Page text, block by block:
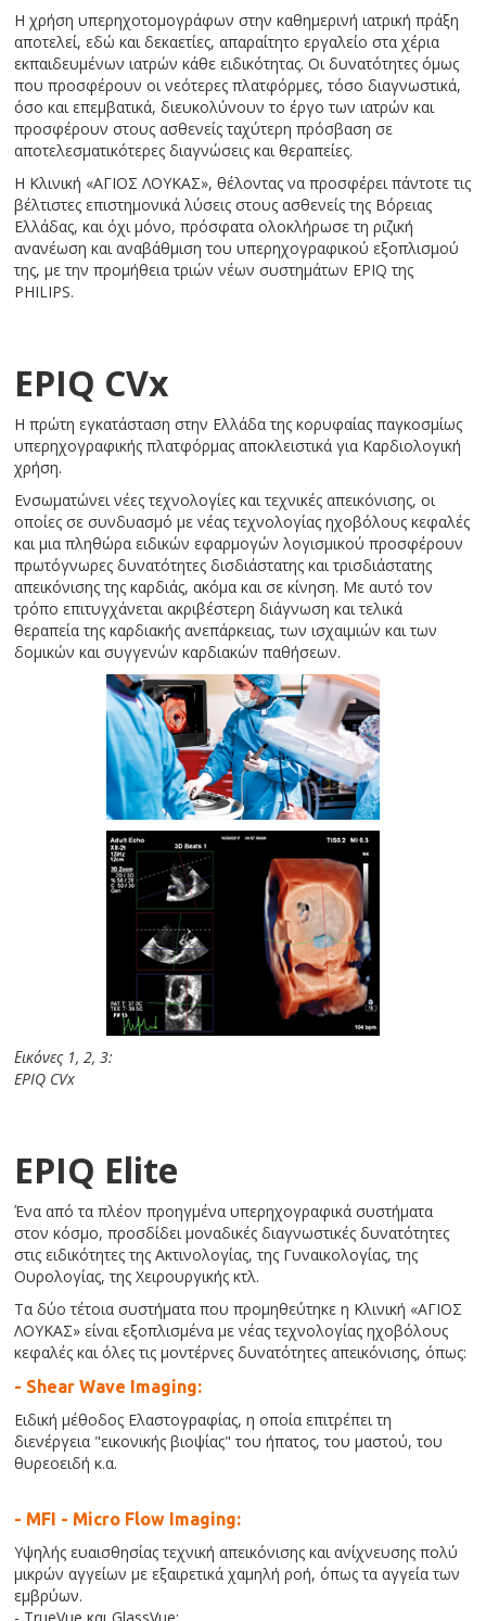
Η χρήση υπερηχοτομογράφων στην καθημερινή ιατρική πράξη
αποτελεί, εδώ και δεκαετίες, απαραίτητο εργαλείο στα χέρια
εκπαιδευμένων ιατρών κάθε ειδικότητας. Οι δυνατότητες όμως
που προσφέρουν οι νεότερες πλατφόρμες, τόσο διαγνωστικά,
όσο και επεμβατικά, διευκολύνουν το έργο των ιατρών και
προσφέρουν στους ασθενείς ταχύτερη πρόσβαση σε
αποτελεσματικότερες διαγνώσεις και θεραπείες.
Η Κλινική «ΑΓΙΟΣ ΛΟΥΚΑΣ», θέλοντας να προσφέρει πάντοτε τις
βέλτιστες επιστημονικά λύσεις στους ασθενείς της Βόρειας
Ελλάδας, και όχι μόνο, πρόσφατα ολοκλήρωσε τη ριζική
ανανέωση και αναβάθμιση του υπερηχογραφικού εξοπλισμού
της, με την προμήθεια τριών νέων συστημάτων EPIQ της
PHILIPS.
EPIQ CVx
Η πρώτη εγκατάσταση στην Ελλάδα της κορυφαίας παγκοσμίως
υπερηχογραφικής πλατφόρμας αποκλειστικά για Καρδιολογική
χρήση.
Ενσωματώνει νέες τεχνολογίες και τεχνικές απεικόνισης, οι
οποίες σε συνδυασμό με νέας τεχνολογίας ηχοβόλους κεφαλές
και μια πληθώρα ειδικών εφαρμογών λογισμικού προσφέρουν
πρωτόγνωρες δυνατότητες δισδιάστατης και τρισδιάστατης
απεικόνισης της καρδιάς, ακόμα και σε κίνηση. Με αυτό τον
τρόπο επιτυγχάνεται ακριβέστερη διάγνωση και τελικά
θεραπεία της καρδιακής ανεπάρκειας, των ισχαιμιών και των
δομικών και συγγενών καρδιακών παθήσεων.
Εικόνες 1, 2, 3:
EPIQ CVx
EPIQ Elite
Ένα από τα πλέον προηγμένα υπερηχογραφικά συστήματα
στον κόσμο, προσδίδει μοναδικές διαγνωστικές δυνατότητες
στις ειδικότητες της Ακτινολογίας, της Γυναικολογίας, της
Ουρολογίας, της Χειρουργικής κτλ.
Τα δύο τέτοια συστήματα που προμηθεύτηκε η Κλινική «ΑΓΙΟΣ
ΛΟΥΚΑΣ» είναι εξοπλισμένα με νέας τεχνολογίας ηχοβόλους
κεφαλές και όλες τις μοντέρνες δυνατότητες απεικόνισης, όπως:
- Shear Wave Imaging:
Ειδική μέθοδος Ελαστογραφίας, η οποία επιτρέπει τη
διενέργεια "εικονικής βιοψίας" του ήπατος, του μαστού, του
θυρεοειδή κ.α.
- MFI - Micro Flow Imaging:
Yψηλής ευαισθησίας τεχνική απεικόνισης και ανίχνευσης πολύ
μικρών αγγείων με εξαιρετικά χαμηλή ροή, όπως τα αγγεία των
εμβρύων.